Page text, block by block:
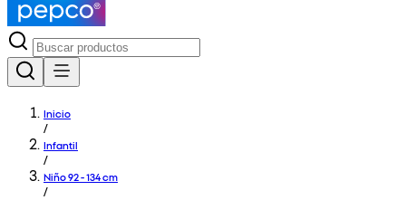
Inicio
/
Infantil
/
Niño 92 - 134 cm
/